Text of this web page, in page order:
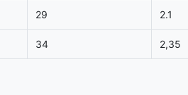
29 2.1
34 2,35